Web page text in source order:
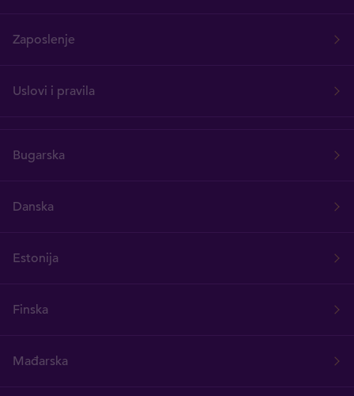
Zaposlenje
Uslovi i pravila
Bugarska
Danska
Estonija
Finska
Mađarska